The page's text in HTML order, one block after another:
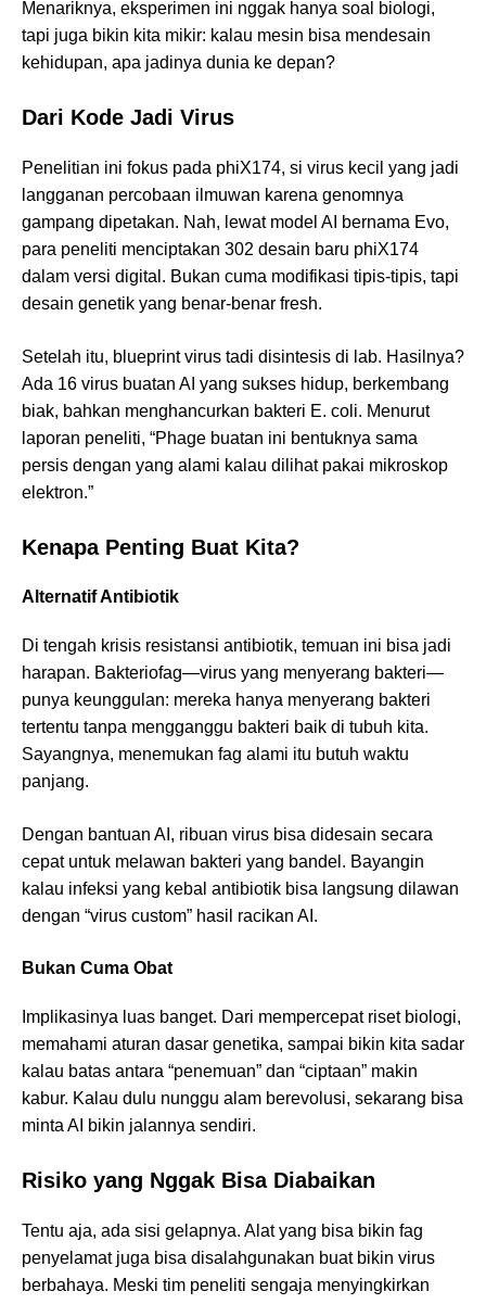
Menariknya, eksperimen ini nggak hanya soal biologi,
tapi juga bikin kita mikir: kalau mesin bisa mendesain
kehidupan, apa jadinya dunia ke depan?
Dari Kode Jadi Virus
Penelitian ini fokus pada phiX174, si virus kecil yang jadi
langganan percobaan ilmuwan karena genomnya
gampang dipetakan. Nah, lewat model AI bernama Evo,
para peneliti menciptakan 302 desain baru phiX174
dalam versi digital. Bukan cuma modifikasi tipis-tipis, tapi
desain genetik yang benar-benar fresh.
Setelah itu, blueprint virus tadi disintesis di lab. Hasilnya?
Ada 16 virus buatan AI yang sukses hidup, berkembang
biak, bahkan menghancurkan bakteri E. coli. Menurut
laporan peneliti, “Phage buatan ini bentuknya sama
persis dengan yang alami kalau dilihat pakai mikroskop
elektron.”
Kenapa Penting Buat Kita?
Alternatif Antibiotik
Di tengah krisis resistansi antibiotik, temuan ini bisa jadi
harapan. Bakteriofag—virus yang menyerang bakteri—
punya keunggulan: mereka hanya menyerang bakteri
tertentu tanpa mengganggu bakteri baik di tubuh kita.
Sayangnya, menemukan fag alami itu butuh waktu
panjang.
Dengan bantuan AI, ribuan virus bisa didesain secara
cepat untuk melawan bakteri yang bandel. Bayangin
kalau infeksi yang kebal antibiotik bisa langsung dilawan
dengan “virus custom” hasil racikan AI.
Bukan Cuma Obat
Implikasinya luas banget. Dari mempercepat riset biologi,
memahami aturan dasar genetika, sampai bikin kita sadar
kalau batas antara “penemuan” dan “ciptaan” makin
kabur. Kalau dulu nunggu alam berevolusi, sekarang bisa
minta AI bikin jalannya sendiri.
Risiko yang Nggak Bisa Diabaikan
Tentu aja, ada sisi gelapnya. Alat yang bisa bikin fag
penyelamat juga bisa disalahgunakan buat bikin virus
berbahaya. Meski tim peneliti sengaja menyingkirkan